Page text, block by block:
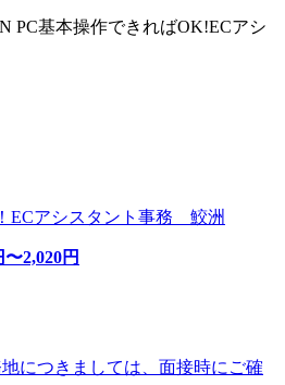
PC基本操作できればOK!ECアシ
ECアシスタント事務 鮫洲
〜2,020円
につきましては、面接時にご確